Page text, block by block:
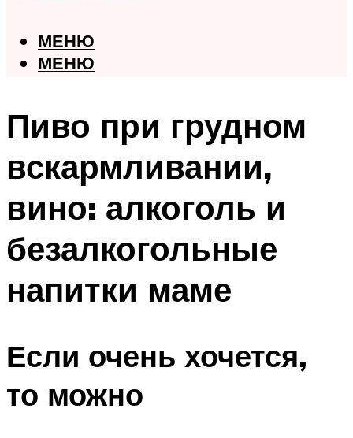
МЕНЮ
МЕНЮ
Пиво при грудном
вскармливании,
вино: алкоголь и
безалкогольные
напитки маме
Если очень хочется,
то можно